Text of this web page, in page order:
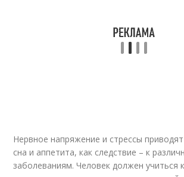
Нервное напряжение и стрессы
сна и аппетита, как следствие – к
заболеваниям. Человек должен учиться